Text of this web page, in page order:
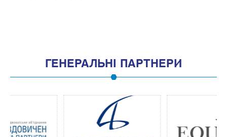
ГЕНЕРАЛЬНІ ПАРТНЕРИ